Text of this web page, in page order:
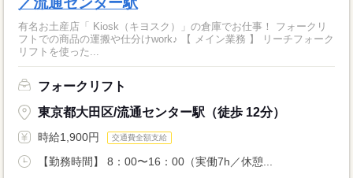
有名お土産店「 Kiosk（キヨスク）」の倉庫でお仕事！ フォークリ
フトでの商品の運搬や仕分けwork♪ 【 メイン業務 】 リーチフォーク
リフトを使った...
フォークリフト
東京都大田区/流通センター駅（徒歩 12分）
時給1,900円 交通費全額支給
【勤務時間】 8：00〜16：00（実働7h／休憩...